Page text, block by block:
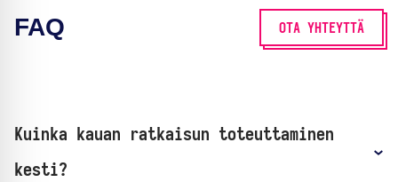
FAQ OTA YHTEYTTÄ
Kuinka kauan ratkaisun toteuttaminen
kesti?